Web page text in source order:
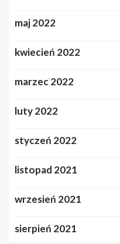
maj 2022
kwiecień 2022
marzec 2022
luty 2022
styczeń 2022
listopad 2021
wrzesień 2021
sierpień 2021